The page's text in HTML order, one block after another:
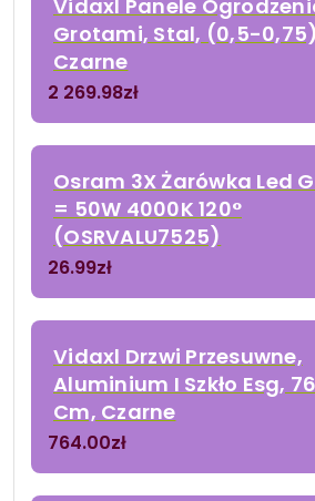
Vidaxl Panele
Grotami, Stal, (0,5-
Czarne
2 269.98zł
Osram 3X Żarówka Led
= 50W 4000K 120°
(OSRVALU7525)
26.99zł
Vidaxl Drzwi Przesuwne,
Aluminium I Szkło Esg,
Cm, Czarne
764.00zł